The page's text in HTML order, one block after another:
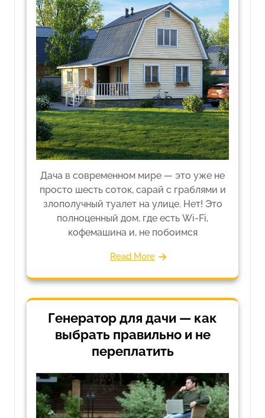
Дача в современном мире — это уже не
просто шесть соток, сарай с граблями и
злополучный туалет на улице. Нет! Это
полноценный дом, где есть Wi-Fi,
кофемашина и, не побоимся
Read More
Генератор для дачи — как
выбрать правильно и не
переплатить